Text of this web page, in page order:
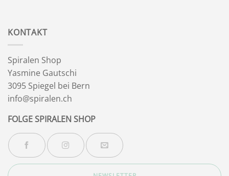
KONTAKT
Spiralen Shop
Yasmine Gautschi
3095 Spiegel bei Bern
info@spiralen.ch
FOLGE SPIRALEN SHOP